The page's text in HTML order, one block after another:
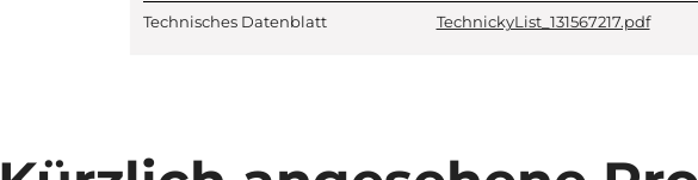
Technisches Datenblatt TechnickyList_131567217.pdf